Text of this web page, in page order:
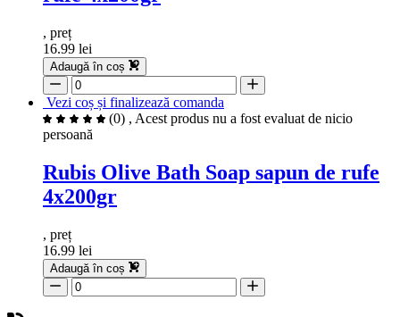
, preț
16.99 lei
Adaugă în coș
Vezi coș și finalizează comanda
(0) , Acest produs nu a fost evaluat de nicio
persoană
Rubis Olive Bath Soap sapun de rufe
4x200gr
, preț
16.99 lei
Adaugă în coș